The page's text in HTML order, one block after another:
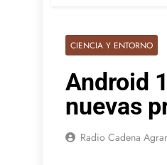
CIENCIA Y ENTORNO
Android
nuevas
Radio Cadena